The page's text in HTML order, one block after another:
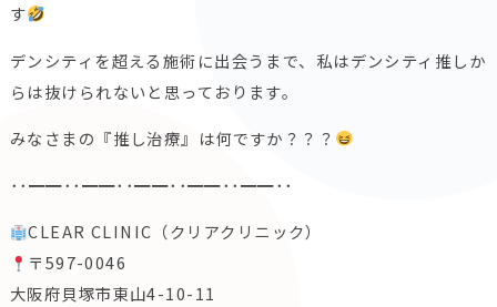
す
デンシティを超える施術に出会うまで、私はデンシティ推しか
らは抜けられないと思っております。
みなさまの『推し治療』は何ですか？？？
･･━━･･━━･･━━･･━━･･━━･･
CLEAR CLINIC（クリアクリニック）
〒597-0046
大阪府貝塚市東山4-10-11